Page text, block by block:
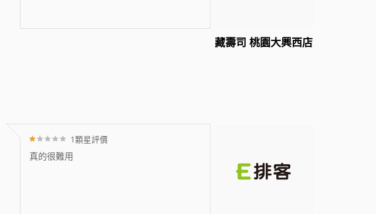
藏壽司 桃園大興西店
1顆星評價
真的很難用